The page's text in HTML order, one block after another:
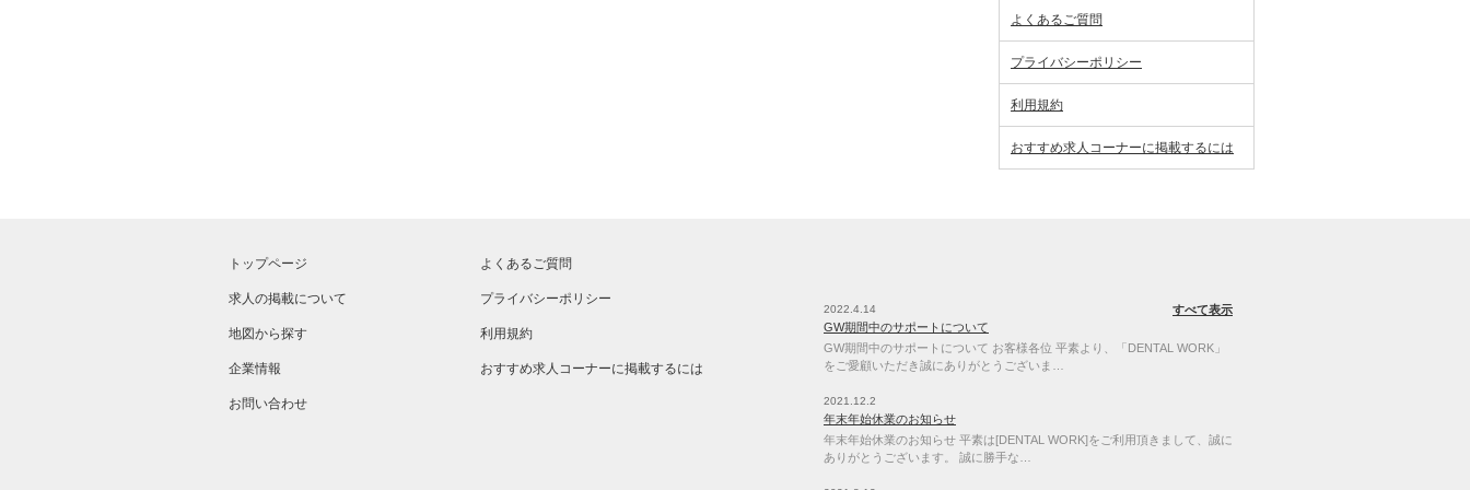
よくあるご質問
プライバシーポリシー
利用規約
おすすめ求人コーナーに掲載するには
トップページ
求人の掲載について
地図から探す
企業情報
お問い合わせ
よくあるご質問
プライバシーポリシー
利用規約
おすすめ求人コーナーに掲載するには
すべて表示
2022.4.14
GW期間中のサポートについて
GW期間中のサポートについて お客様各位 平素より、「DENTAL WORK」
をご愛顧いただき誠にありがとうございま…
2021.12.2
年末年始休業のお知らせ
年末年始休業のお知らせ 平素は[DENTAL WORK]をご利用頂きまして、誠に
ありがとうございます。 誠に勝手な…